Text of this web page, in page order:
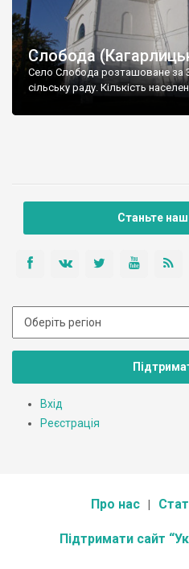
Слобода
Село Слобода розташоване за
сільську раду. Кількість
Станьте
Вхід
Реєстрація
Про нас
Підтримати сайт